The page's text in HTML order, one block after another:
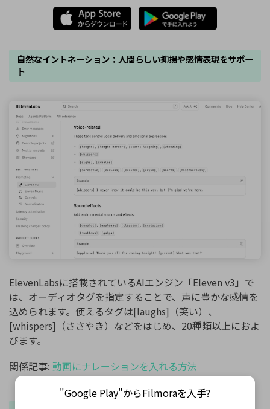
自然なイントネーション：人間らしい抑揚や感情表現をサポー
ト
ElevenLabsに搭載されているAIエンジン「Eleven v3」で
は、オーディオタグを指定することで、声に豊かな感情を
込められます。使えるタグは[laughs]（笑い）、
[whispers]（ささやき）などをはじめ、20種類以上におよ
びます。
関係記事: 動画にナレーションを入れる方法
"Google Play"からFilmoraを入手?